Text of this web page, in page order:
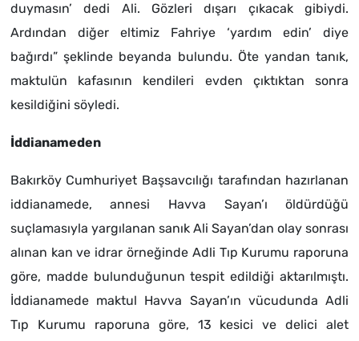
duymasın’ dedi Ali. Gözleri dışarı çıkacak gibiydi.
Ardından diğer eltimiz Fahriye ‘yardım edin’ diye
bağırdı” şeklinde beyanda bulundu. Öte yandan tanık,
maktulün kafasının kendileri evden çıktıktan sonra
kesildiğini söyledi.
İddianameden
Bakırköy Cumhuriyet Başsavcılığı tarafından hazırlanan
iddianamede, annesi Havva Sayan’ı öldürdüğü
suçlamasıyla yargılanan sanık Ali Sayan’dan olay sonrası
alınan kan ve idrar örneğinde Adli Tıp Kurumu raporuna
göre, madde bulunduğunun tespit edildiği aktarılmıştı.
İddianamede maktul Havva Sayan’ın vücudunda Adli
Tıp Kurumu raporuna göre, 13 kesici ve delici alet